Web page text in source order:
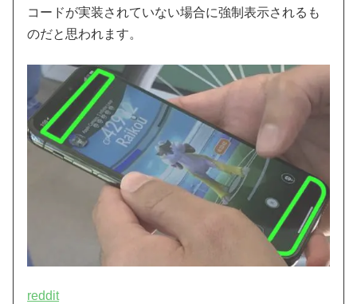
コードが実装されていない場合に強制表示されるも
のだと思われます。
reddit